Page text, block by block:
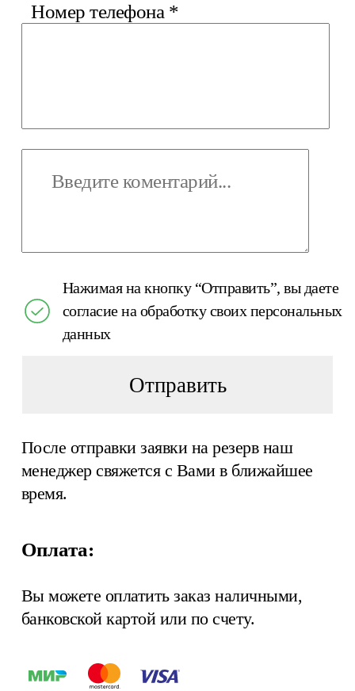
Номер телефона *
Нажимая на кнопку “Отправить”, вы даете
согласие на обработку своих персональных
данных
Отправить
После отправки заявки на резерв наш
менеджер свяжется с Вами в ближайшее
время.
Оплата:
Вы можете оплатить заказ наличными,
банковской картой или по счету.